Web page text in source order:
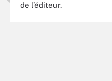
de l’éditeur.